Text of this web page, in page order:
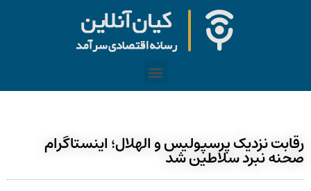
رقابت نزدیک پرسپولیس و الهلال؛ اینستاگرام
صحنه نبرد سلاطین شد